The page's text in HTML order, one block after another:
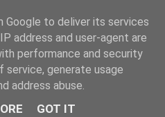
откъси, нови книги
· пон–пет 10:00–19:00 ·
Google to deliver its services
address and user-agent are
performance and security
generate usage
address abuse.
GOT IT